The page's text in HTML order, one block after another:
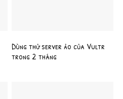
Dùng thử server ảo của Vultr
trong 2 tháng